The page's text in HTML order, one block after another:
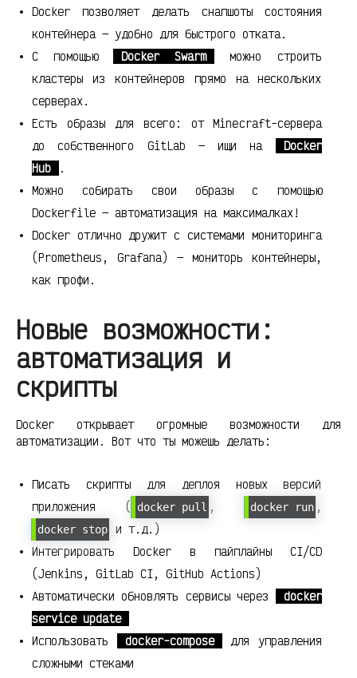
Docker позволяет делать снапшоты состояния
контейнера — удобно для быстрого отката.
С помощью
Docker Swarm
можно строить
кластеры из контейнеров прямо на нескольких
серверах.
Есть образы для всего: от Minecraft-сервера
до собственного GitLab — ищи на
Docker
Hub
.
Можно собирать свои образы с помощью
Dockerfile — автоматизация на максималках!
Docker отлично дружит с системами мониторинга
(Prometheus, Grafana) — мониторь контейнеры,
как профи.
Новые возможности:
автоматизация и
скрипты
Docker открывает огромные возможности для
автоматизации. Вот что ты можешь делать:
Писать скрипты для деплоя новых версий
приложения (
docker pull , docker run ,
docker stop
и т.д.)
Интегрировать Docker в пайплайны CI/CD
(Jenkins, GitLab CI, GitHub Actions)
Автоматически обновлять сервисы через
docker
service update
Использовать
docker-compose
для управления
сложными стеками